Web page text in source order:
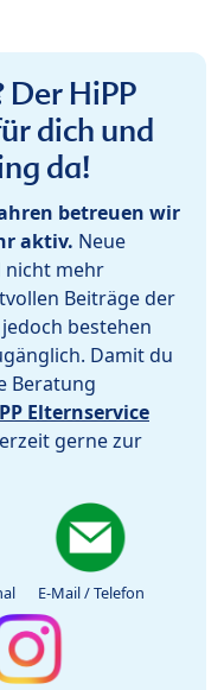
Der HiPP
dich und
da!
betreuen wir
aktiv. Neue
nicht mehr
Beiträge der
bestehen
Damit du
Beratung
Elternservice
gerne zur
E-Mail / Telefon